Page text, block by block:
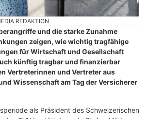
REDAKTION
und die starke Zunahme
zeigen, wie wichtig tragfähige
für Wirtschaft und Gesellschaft
künftig tragbar und finanzierbar
Vertreterinnen und Vertreter aus
Wissenschaft am Tag der Versicherer
als Präsident des Schweizerischen